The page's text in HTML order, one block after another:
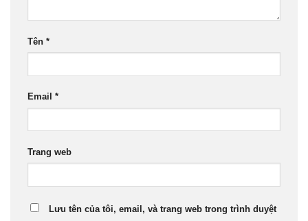
Tên *
Email *
Trang web
Lưu tên của tôi, email, và trang web trong trình duyệt